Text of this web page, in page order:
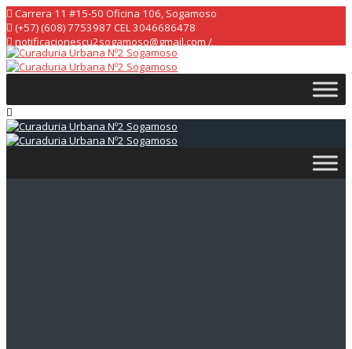
Skip
to
content
Carrera 11 #15-50 Oficina 106, Sogamoso
(+57) (608) 7753987 CEL 3046686478
notificacionescu2sogamoso@gmail.com /
curaduria2sogamoso@gmail.com /